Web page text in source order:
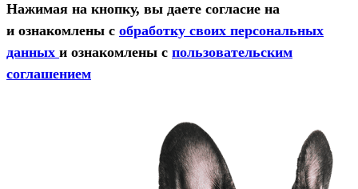
Нажимая на кнопку, вы даете согласие на
и ознакомлены с обработку своих персональных
данных и ознакомлены с пользовательским
соглашением